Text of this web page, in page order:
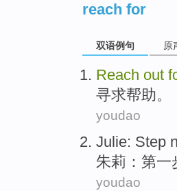
reach for
双语例句 原
Reach out
寻求帮助。
youdao
Julie: Step
朱莉 ：第一
youdao